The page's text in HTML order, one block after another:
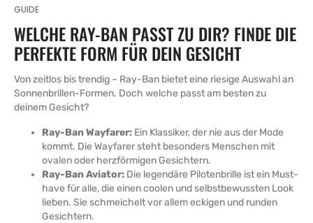
GUIDE
WELCHE RAY-BAN PASST ZU DIR? FINDE DIE
PERFEKTE FORM FÜR DEIN GESICHT
Von zeitlos bis trendig – Ray-Ban bietet eine riesige Auswahl an
Sonnenbrillen-Formen. Doch welche passt am besten zu
deinem Gesicht?
Ray-Ban Wayfarer: Ein Klassiker, der nie aus der Mode
kommt. Die Wayfarer steht besonders Menschen mit
ovalen oder herzförmigen Gesichtern.
Ray-Ban Aviator: Die legendäre Pilotenbrille ist ein Must-
have für alle, die einen coolen und selbstbewussten Look
lieben. Sie schmeichelt vor allem eckigen und runden
Gesichtern.